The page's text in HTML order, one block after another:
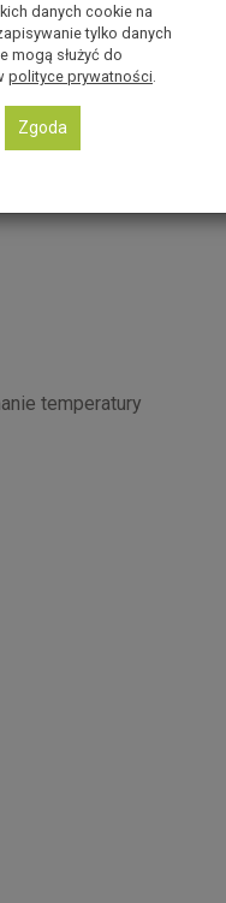
Boczne
oczekują
temperatury
danych cookie na
tylko danych
mogą służyć do
polityce prywatności.
Zgoda